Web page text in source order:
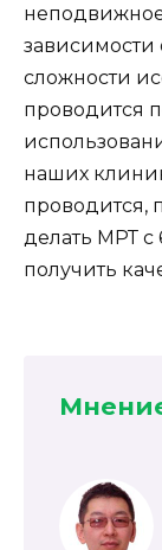
неподвижное
зависимости
сложности
проводится
наших
проводится,
делать МРТ с
получить